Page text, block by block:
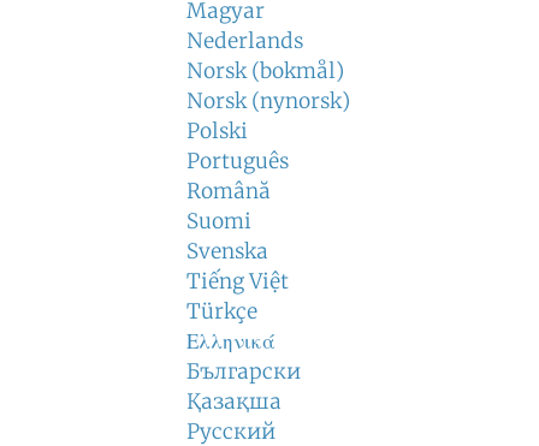
Magyar
Nederlands
Norsk (bokmål)
Norsk (nynorsk)
Polski
Português
Română
Suomi
Svenska
Tiếng Việt
Türkçe
Ελληνικά
Български
Қазақша
Русский